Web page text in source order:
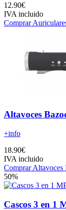
12.90€
IVA incluido
Comprar
Altavoces
+info
18.90€
IVA incluido
Comprar Altavoces
50%
Cascos 3 en 1